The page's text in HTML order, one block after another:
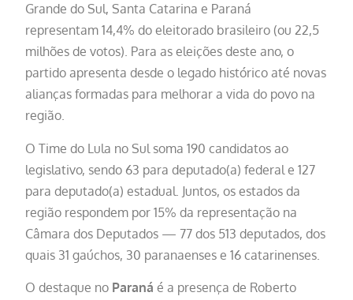
Grande do Sul, Santa Catarina e Paraná
representam 14,4% do eleitorado brasileiro (ou 22,5
milhões de votos). Para as eleições deste ano, o
partido apresenta desde o legado histórico até novas
alianças formadas para melhorar a vida do povo na
região.
O Time do Lula no Sul soma 190 candidatos ao
legislativo, sendo 63 para deputado(a) federal e 127
para deputado(a) estadual. Juntos, os estados da
região respondem por 15% da representação na
Câmara dos Deputados — 77 dos 513 deputados, dos
quais 31 gaúchos, 30 paranaenses e 16 catarinenses.
O destaque no Paraná é a presença de Roberto